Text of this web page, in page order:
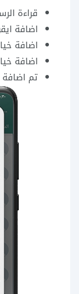
قراءة
اضافة
اضافة
اضافة
تم